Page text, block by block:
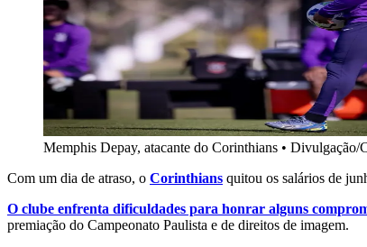
Memphis Depay, atacante do Corinthians • Divulgação/
Com um dia de atraso, o Corinthians quitou os salários de
O clube enfrenta dificuldades para honrar alguns
premiação do Campeonato Paulista e de direitos de imagem.